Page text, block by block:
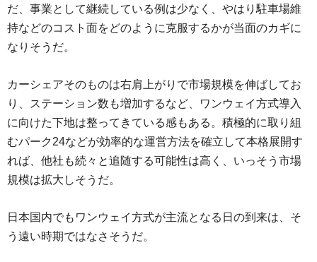
だ、事業として継続している例は少なく、やはり駐車場維
持などのコスト面をどのように克服するかが当面のカギに
なりそうだ。
カーシェアそのものは右肩上がりで市場規模を伸ばしてお
り、ステーション数も増加するなど、ワンウェイ方式導入
に向けた下地は整ってきている感もある。積極的に取り組
むパーク24などが効率的な運営方法を確立して本格展開す
れば、他社も続々と追随する可能性は高く、いっそう市場
規模は拡大しそうだ。
日本国内でもワンウェイ方式が主流となる日の到来は、そ
う遠い時期ではなさそうだ。